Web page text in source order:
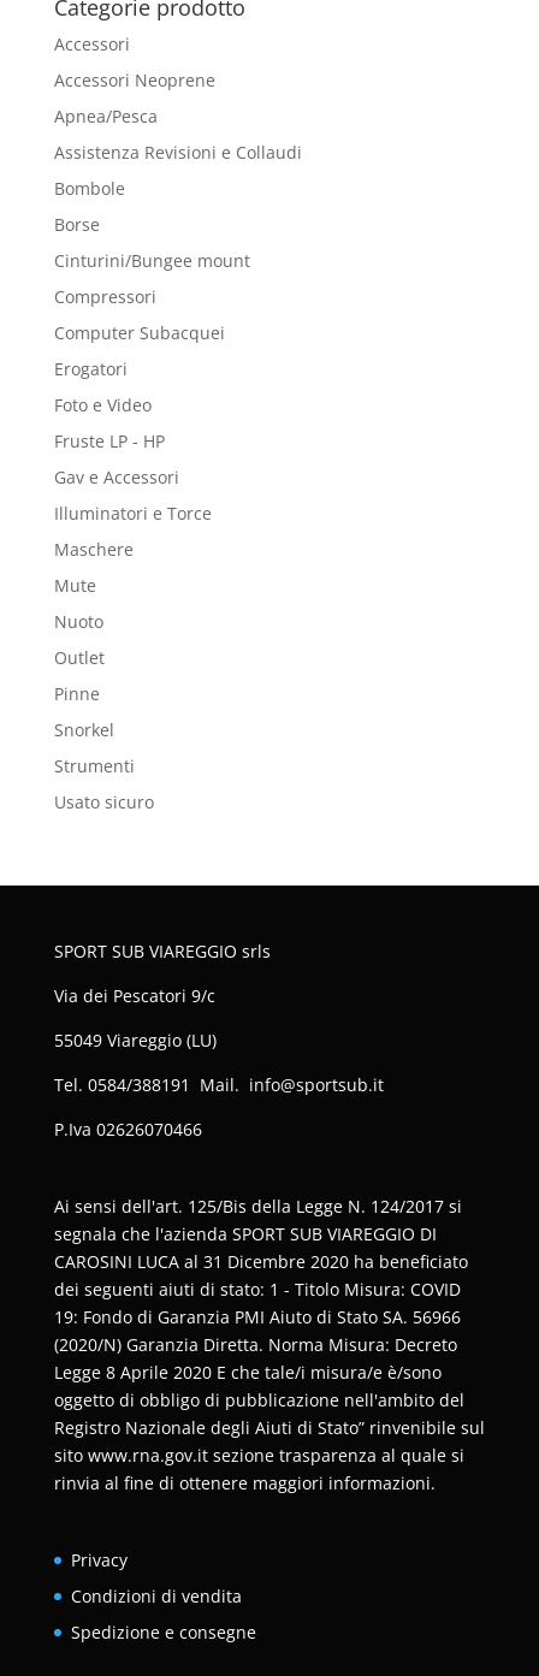
Categorie prodotto
Accessori
Accessori Neoprene
Apnea/Pesca
Assistenza Revisioni e Collaudi
Bombole
Borse
Cinturini/Bungee mount
Compressori
Computer Subacquei
Erogatori
Foto e Video
Fruste LP - HP
Gav e Accessori
Illuminatori e Torce
Maschere
Mute
Nuoto
Outlet
Pinne
Snorkel
Strumenti
Usato sicuro
SPORT SUB VIAREGGIO srls
Via dei Pescatori 9/c
55049 Viareggio (LU)
Tel. 0584/388191 Mail. info@sportsub.it
P.Iva 02626070466
Ai sensi dell'art. 125/Bis della Legge N. 124/2017 si
segnala che l'azienda SPORT SUB VIAREGGIO DI
CAROSINI LUCA al 31 Dicembre 2020 ha beneficiato
dei seguenti aiuti di stato: 1 - Titolo Misura: COVID
19: Fondo di Garanzia PMI Aiuto di Stato SA. 56966
(2020/N) Garanzia Diretta. Norma Misura: Decreto
Legge 8 Aprile 2020 E che tale/i misura/e è/sono
oggetto di obbligo di pubblicazione nell'ambito del
Registro Nazionale degli Aiuti di Stato” rinvenibile sul
sito www.rna.gov.it sezione trasparenza al quale si
rinvia al fine di ottenere maggiori informazioni.
Privacy
Condizioni di vendita
Spedizione e consegne